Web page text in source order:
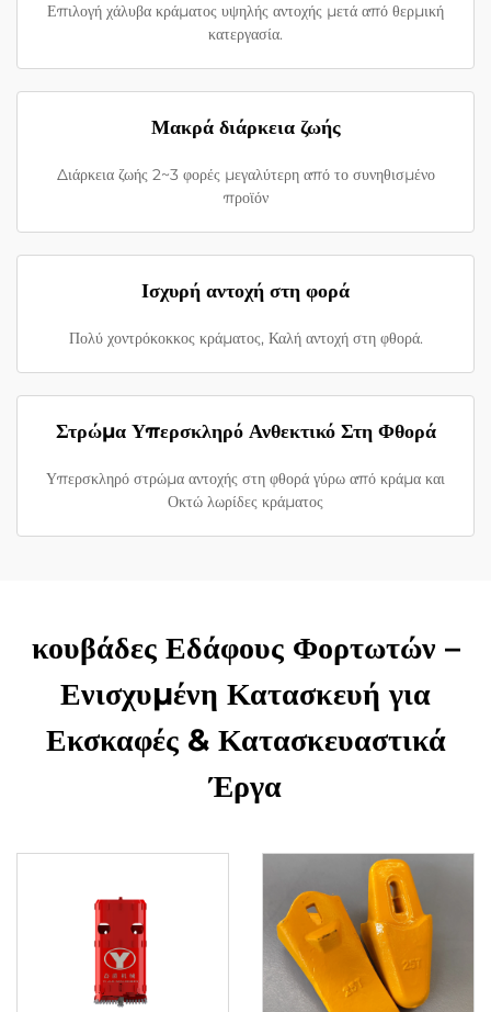
Επιλογή χάλυβα κράματος υψηλής αντοχής μετά από θερμική
κατεργασία.
Μακρά διάρκεια ζωής
Διάρκεια ζωής 2~3 φορές μεγαλύτερη από το συνηθισμένο
προϊόν
Ισχυρή αντοχή στη φορά
Πολύ χοντρόκοκκος κράματος, Καλή αντοχή στη φθορά.
Στρώμα Υπερσκληρό Ανθεκτικό Στη Φθορά
Υπερσκληρό στρώμα αντοχής στη φθορά γύρω από κράμα και
Οκτώ λωρίδες κράματος
κουβάδες Εδάφους Φορτωτών –
Ενισχυμένη Κατασκευή για
Εκσκαφές & Κατασκευαστικά
Έργα